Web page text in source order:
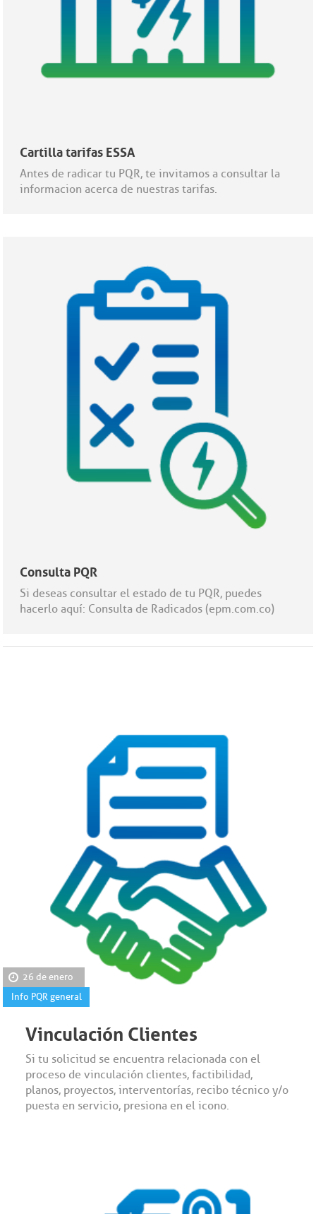
Cartilla tarifas ESSA
Antes de radicar tu PQR, te invitamos a consultar la
informacion acerca de nuestras tarifas.
Consulta PQR
Si deseas consultar el estado de tu PQR, puedes
hacerlo aquí: Consulta de Radicados (epm.com.co)
26 de enero
Info PQR general
Vinculación Clientes
Si tu solicitud se encuentra relacionada con el
proceso de vinculación clientes, factibilidad,
planos, proyectos, interventorías, recibo técnico y/o
puesta en servicio, presiona en el icono.